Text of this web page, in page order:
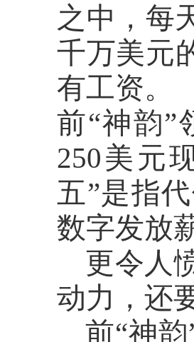
之中，每
千万美元
有工资。
前“神韵”
250美元
五”是指
数字发放
更令人
动力，还
前“神